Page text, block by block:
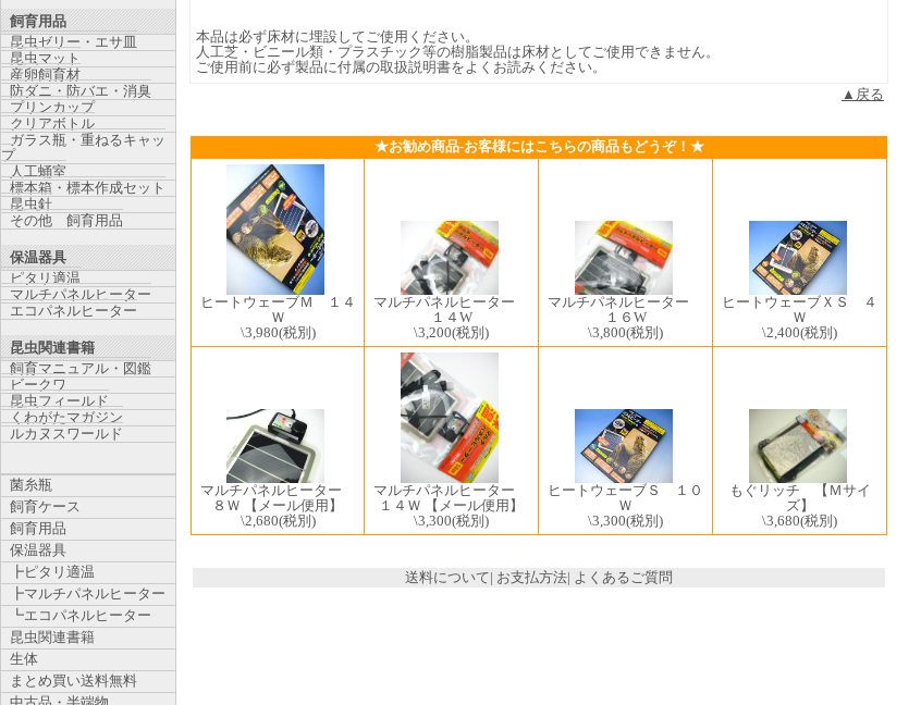
本品は必ず床材に埋設してご使用ください。
人工芝・ビニール類・プラスチック等の樹脂製品は床材としてご使用できません。
ご使用前に必ず製品に付属の取扱説明書をよくお読みください。
▲戻る
★お勧め商品-お客様にはこちらの商品もどうぞ！★
ヒートウェーブＭ １４
Ｗ
\3,980(税別)
マルチパネルヒーター
１４W
\3,200(税別)
マルチパネルヒーター
１６W
\3,800(税別)
ヒートウェーブＸＳ ４
Ｗ
\2,400(税別)
マルチパネルヒーター
８Ｗ 【メール便用】
\2,680(税別)
マルチパネルヒーター
１４Ｗ 【メール便用】
\3,300(税別)
ヒートウェーブＳ １０
Ｗ
\3,300(税別)
もぐリッチ 【Ｍサイ
ズ】
\3,680(税別)
送料について| お支払方法| よくあるご質問
飼育用品
昆虫ゼリー・エサ皿
昆虫マット
産卵飼育材
防ダニ・防バエ・消臭
プリンカップ
クリアボトル
ガラス瓶・重ねるキャッ
プ
人工蛹室
標本箱・標本作成セット
昆虫針
その他 飼育用品
保温器具
ピタリ適温
マルチパネルヒーター
エコパネルヒーター
昆虫関連書籍
飼育マニュアル・図鑑
ビークワ
昆虫フィールド
くわがたマガジン
ルカヌスワールド
菌糸瓶
飼育ケース
飼育用品
保温器具
┣ピタリ適温
┣マルチパネルヒーター
┗エコパネルヒーター
昆虫関連書籍
生体
まとめ買い送料無料
中古品・半端物